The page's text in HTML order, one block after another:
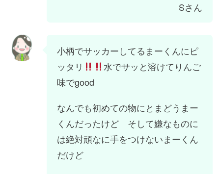
Sさん
小柄でサッカーしてるまーくんにピ
ッタリ
水でサッと溶けてりんご
味でgood
なんでも初めての物にとまどうまー
くんだったけど そして嫌なものに
は絶対頑なに手をつけないまーくん
だけど